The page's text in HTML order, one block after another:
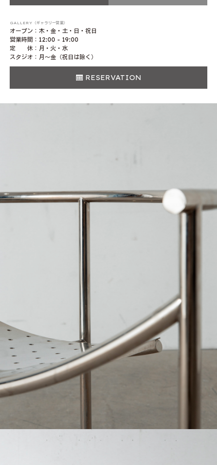
GALLERY（ギャラリー営業）
オープン：木・金・土・日・祝日
営業時間：12:00 - 19:00
定 休：月・火・水
スタジオ：月〜金（祝日は除く）
RESERVATION